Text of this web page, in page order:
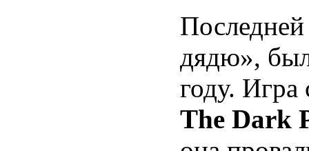
дядю»,
году. Игра
The Dark